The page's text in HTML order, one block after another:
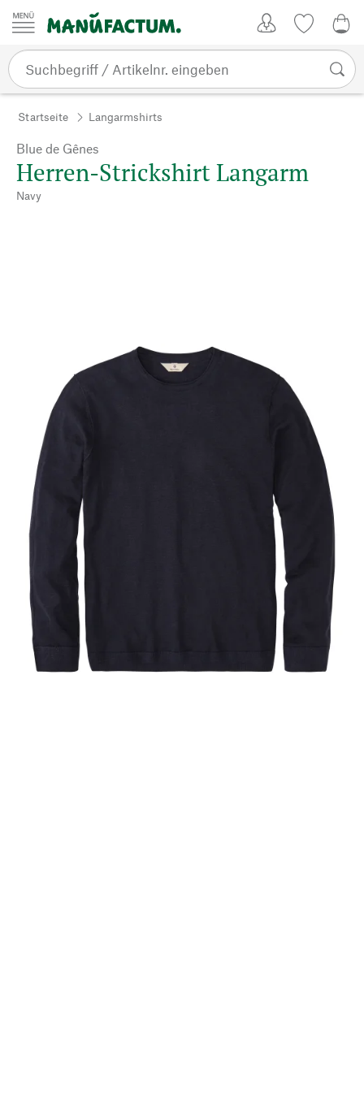
Zum Inhalt springen
Startseite Langarmshirts
Blue de Gênes
Herren-Strickshirt Langarm
Navy